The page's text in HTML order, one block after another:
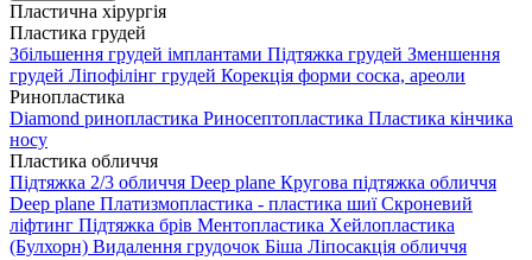
Пластична хірургія
Пластика грудей
Збільшення грудей імплантами Підтяжка грудей Зменшення
грудей Ліпофілінг грудей Корекція форми соска, ареоли
Ринопластика
Diamond ринопластика Риносептопластика Пластика кінчика
носу
Пластика обличчя
Підтяжка 2/3 обличчя Deep plane Кругова підтяжка обличчя
Deep plane Платизмопластика - пластика шиї Скроневий
ліфтинг Підтяжка брів Ментопластика Хейлопластика
(Булхорн) Видалення грудочок Біша Ліпосакція обличчя